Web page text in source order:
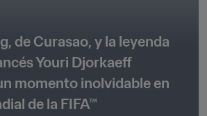
de Curasao, y la leyenda
Youri Djorkaeff
momento inolvidable en
de la FIFA™